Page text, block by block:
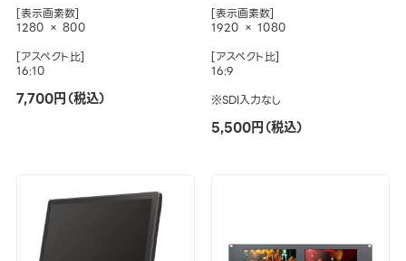
[表示画素数]
1280 × 800
[アスペクト比]
16:10
7,700円（税込）
[表示画素数]
1920 × 1080
[アスペクト比]
16:9
※SDI入力なし
5,500円（税込）